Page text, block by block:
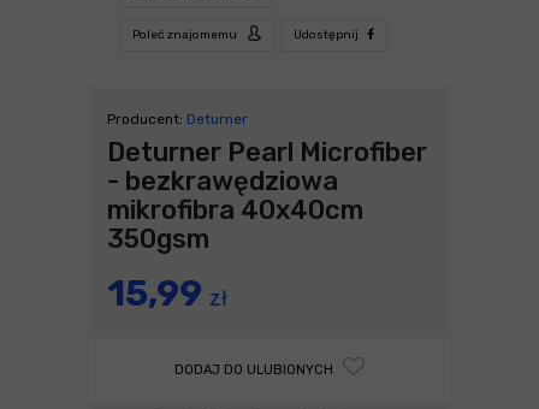
Poleć znajomemu Udostępnij
Producent: Deturner
Deturner Pearl Microfiber
- bezkrawędziowa
mikrofibra 40x40cm
350gsm
15,99 zł
DODAJ DO ULUBIONYCH